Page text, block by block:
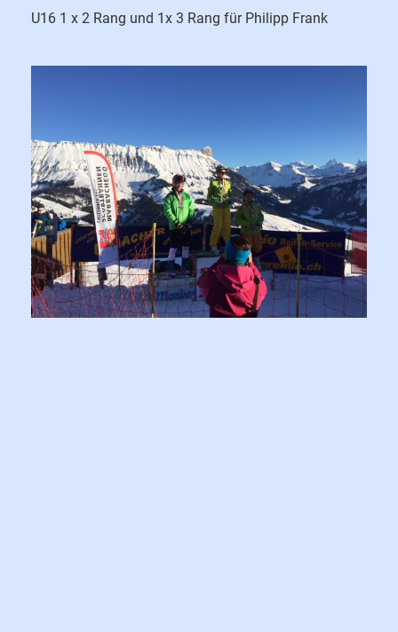
U16 1 x 2 Rang und 1x 3 Rang für Philipp Frank